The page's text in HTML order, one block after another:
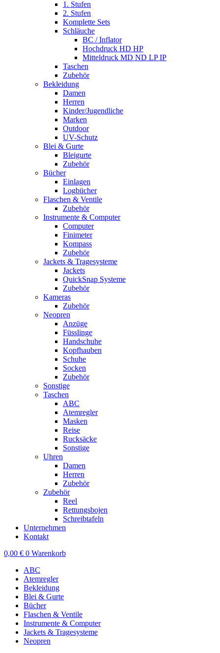
1. Stufen
2. Stufen
Komplette Sets
Schläuche
BC / Inflator
Hochdruck HD HP
Mitteldruck MD ND LP IP
Taschen
Zubehör
Bekleidung
Damen
Herren
Kinder/Jugendliche
Marken
Outdoor
UV-Schutz
Blei & Gurte
Bleigurte
Zubehör
Bücher
Einlagen
Logbücher
Flaschen & Ventile
Zubehör
Instrumente & Computer
Computer
Finimeter
Kompass
Zubehör
Jackets & Tragesysteme
Jackets
QuickSnap Systeme
Zubehör
Kameras
Zubehör
Neopren
Anzüge
Füsslinge
Handschuhe
Kopfhauben
Schuhe
Socken
Zubehör
Sonstige
Taschen
ABC
Atemregler
Masken
Reise
Rucksäcke
Sonstige
Uhren
Damen
Herren
Zubehör
Zubehör
Reel
Rettungsbojen
Schreibtafeln
Unternehmen
Kontakt
0,00 € 0 Warenkorb
ABC
Atemregler
Bekleidung
Blei & Gurte
Bücher
Flaschen & Ventile
Instrumente & Computer
Jackets & Tragesysteme
Neopren